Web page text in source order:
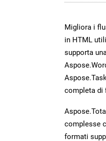
Migliora i
in HTML
supporta
completa di
complesse
formati